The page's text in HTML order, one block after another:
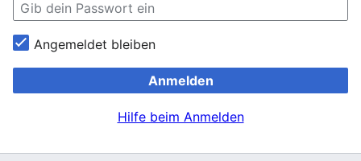
Angemeldet bleiben
Anmelden
Hilfe beim Anmelden